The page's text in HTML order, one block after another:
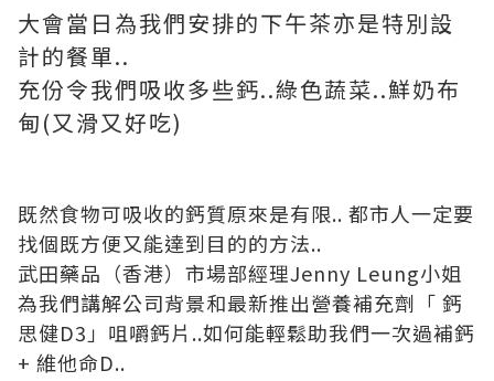
大會當日為我們安排的下午茶亦是特別設
計的餐單..
充份令我們吸收多些鈣..綠色蔬菜..鮮奶布
甸(又滑又好吃)
既然食物可吸收的鈣質原來是有限.. 都市人一定要
找個既方便又能達到目的的方法..
武田藥品（香港）市場部經理Jenny Leung小姐
為我們講解公司背景和最新推出營養補充劑「 鈣
思健D3」咀嚼鈣片..如何能輕鬆助我們一次過補鈣
+ 維他命D..